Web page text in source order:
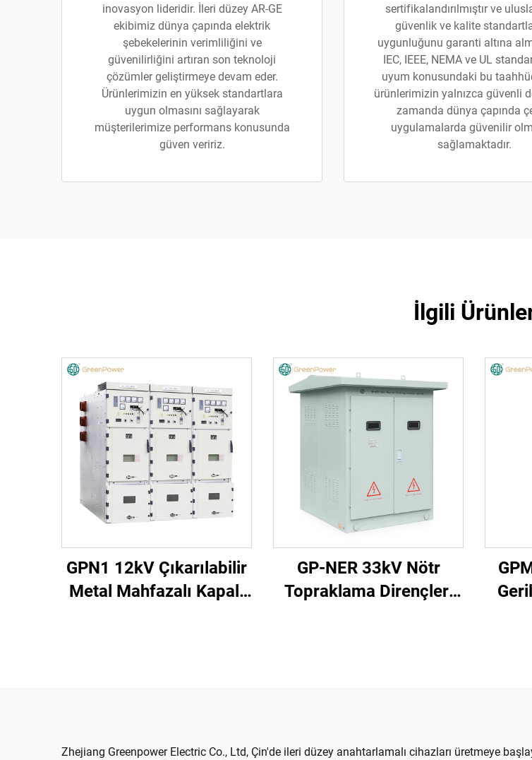
inovasyon lideridir. İleri düzey AR-GE
ekibimiz dünya çapında elektrik
şebekelerinin verimliliğini ve
güvenilirliğini artıran son teknoloji
çözümler geliştirmeye devam eder.
Ürünlerimizin en yüksek standartlara
uygun olmasını sağlayarak
müşterilerimize performans konusunda
güven veririz.
sertifikalandırılmıştır ve
güvenlik ve kalite
uygunluğunu garanti altına
IEC, IEEE, NEMA ve UL
uyum konusundaki bu
ürünlerimizin yalnızca güvenli
zamanda dünya çapında
uygulamalarda güvenilir
sağlamaktadır.
İlgili
GPN1 12kV Çıkarılabilir
Metal Mahfazalı Kapalı
GP-NER 33kV Nötr
Topraklama Dirençleri
Zhejiang Greenpower Electric Co., Ltd, Çin'de ileri düzey anahtarlamalı cihazları üretmeye